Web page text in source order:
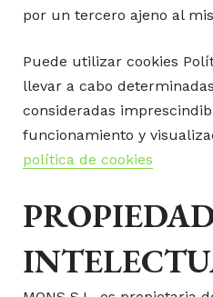
por un tercero ajeno al
Puede utilizar cookies
llevar a cabo
consideradas
funcionamiento y
política de cookies